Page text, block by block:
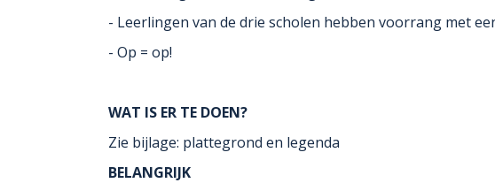
- Leerlingen van de drie scholen hebben voorrang met
- Op = op!
WAT IS ER TE DOEN?
Zie bijlage: plattegrond en legenda
BELANGRIJK